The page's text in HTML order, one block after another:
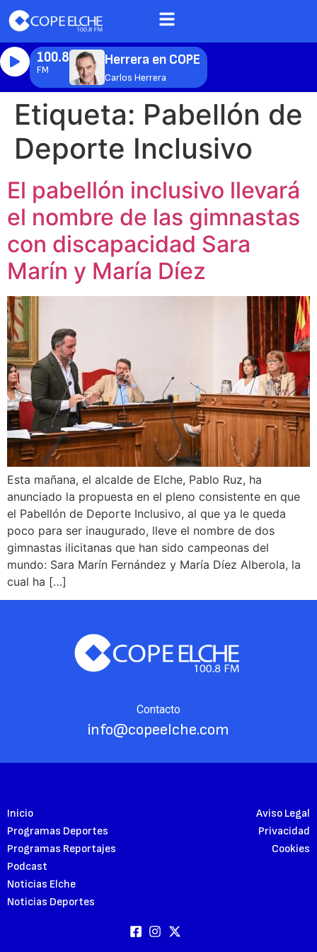
100.8
FM
Herrera en COPE
Carlos Herrera
Etiqueta: Pabellón de
Deporte Inclusivo
El pabellón inclusivo llevará
el nombre de las gimnastas
con discapacidad Sara
Marín y María Díez
Esta mañana, el alcalde de Elche, Pablo Ruz, ha
anunciado la propuesta en el pleno consistente en que
el Pabellón de Deporte Inclusivo, al que ya le queda
poco para ser inaugurado, lleve el nombre de dos
gimnastas ilicitanas que han sido campeonas del
mundo: Sara Marín Fernández y María Díez Alberola, la
cual ha […]
Contacto
info@copeelche.com
Inicio
Programas Deportes
Programas Reportajes
Podcast
Noticias Elche
Noticias Deportes
Aviso Legal
Privacidad
Cookies